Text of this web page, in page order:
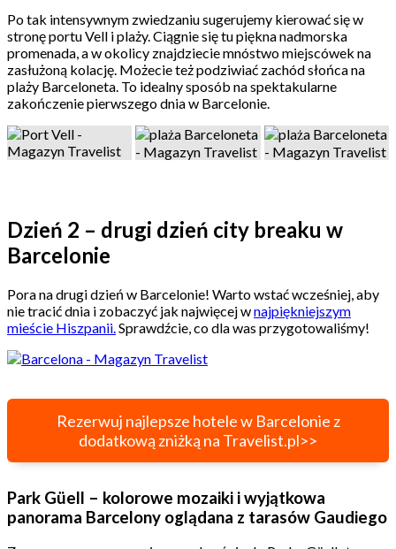
Po tak intensywnym zwiedzaniu sugerujemy kierować się w
stronę portu Vell i plaży. Ciągnie się tu piękna nadmorska
promenada, a w okolicy znajdziecie mnóstwo miejscówek na
zasłużoną kolację. Możecie też podziwiać zachód słońca na
plaży Barceloneta. To idealny sposób na spektakularne
zakończenie pierwszego dnia w Barcelonie.
Dzień 2 – drugi dzień city breaku w
Barcelonie
Pora na drugi dzień w Barcelonie! Warto wstać wcześniej, aby
nie tracić dnia i zobaczyć jak najwięcej wnajpiękniejszym
mieście Hiszpanii.Sprawdźcie, co dla was przygotowaliśmy!
Rezerwuj najlepsze hotele w Barcelonie z
dodatkową zniżką na Travelist.pl>>
Park Güell – kolorowe mozaiki i wyjątkowa
panorama Barcelony oglądana z tarasów Gaudiego